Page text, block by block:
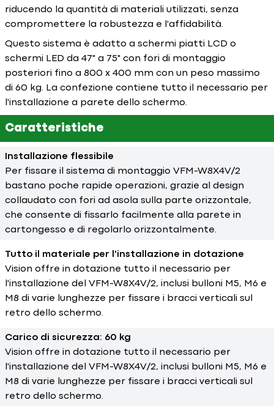
riducendo la quantità di materiali utilizzati, senza
compromettere la robustezza e l'affidabilità.
Questo sistema è adatto a schermi piatti LCD o
schermi LED da 47" a 75" con fori di montaggio
posteriori fino a 800 x 400 mm con un peso massimo
di 60 kg. La confezione contiene tutto il necessario per
l'installazione a parete dello schermo.
Caratteristiche
Installazione flessibile
Per fissare il sistema di montaggio VFM-W8X4V/2
bastano poche rapide operazioni, grazie al design
collaudato con fori ad asola sulla parte orizzontale,
che consente di fissarlo facilmente alla parete in
cartongesso e di regolarlo orizzontalmente.
Tutto il materiale per l'installazione in dotazione
Vision offre in dotazione tutto il necessario per
l'installazione del VFM-W8X4V/2, inclusi bulloni M5, M6 e
M8 di varie lunghezze per fissare i bracci verticali sul
retro dello schermo.
Carico di sicurezza: 60 kg
Vision offre in dotazione tutto il necessario per
l'installazione del VFM-W8X4V/2, inclusi bulloni M5, M6 e
M8 di varie lunghezze per fissare i bracci verticali sul
retro dello schermo.